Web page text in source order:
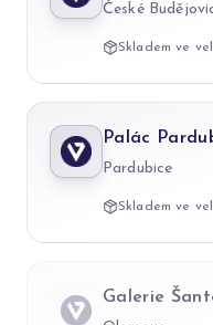
České
Skladem ve
Palác
Pardubice
Skladem ve
Galerie